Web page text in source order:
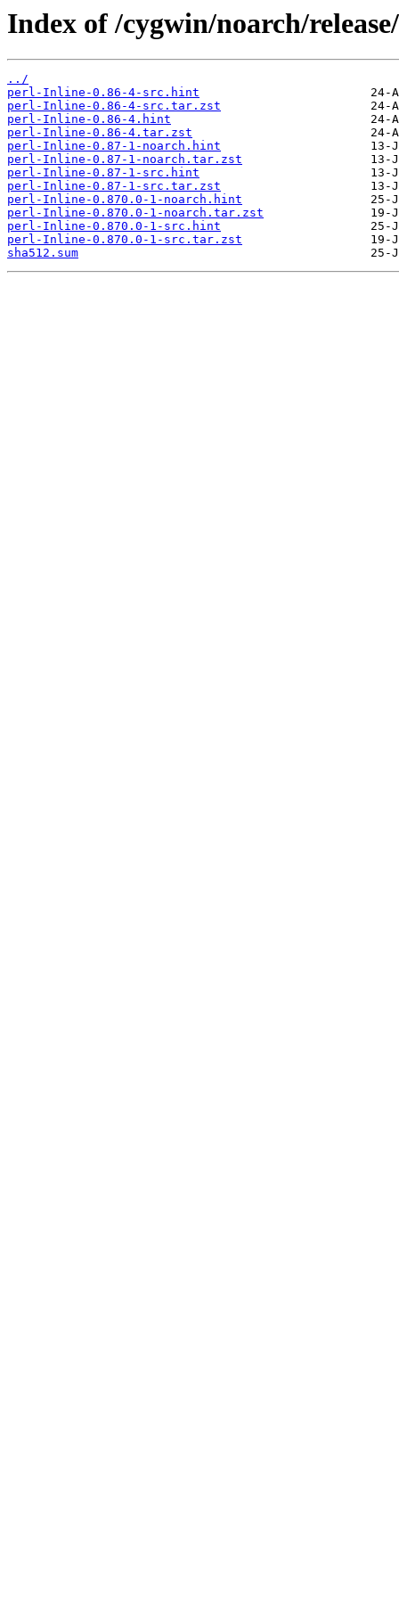
Index of /cygwin/noarch/
../
perl-Inline-0.86-4-src.hint
perl-Inline-0.86-4-src.tar.zst
perl-Inline-0.86-4.hint
perl-Inline-0.86-4.tar.zst
perl-Inline-0.87-1-noarch.hint
perl-Inline-0.87-1-noarch.tar.zst
perl-Inline-0.87-1-src.hint
perl-Inline-0.87-1-src.tar.zst
perl-Inline-0.870.0-1-noarch.hint
perl-Inline-0.870.0-1-noarch.tar.zst
perl-Inline-0.870.0-1-src.hint
perl-Inline-0.870.0-1-src.tar.zst
sha512.sum